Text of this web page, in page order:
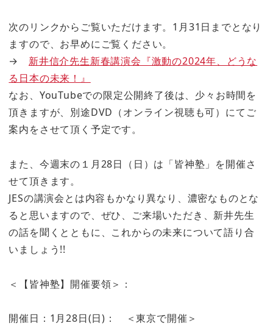
次のリンクからご覧いただけます。1月31日までとなり
ますので、お早めにご覧ください。
→ 新井信介先生新春講演会『激動の2024年、どうな
る日本の未来！』
なお、YouTubeでの限定公開終了後は、少々お時間を
頂きますが、別途DVD（オンライン視聴も可）にてご
案内をさせて頂く予定です。
また、今週末の１月28日（日）は「皆神塾」を開催さ
せて頂きます。
JESの講演会とは内容もかなり異なり、濃密なものとな
ると思いますので、ぜひ、ご来場いただき、新井先生
の話を聞くとともに、これからの未来について語り合
いましょう!!
＜【皆神塾】開催要領＞：
開催日：1月28日(日)： ＜東京で開催＞